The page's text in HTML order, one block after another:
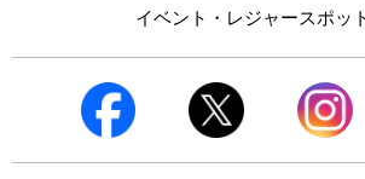
イベント・レジャースポッ